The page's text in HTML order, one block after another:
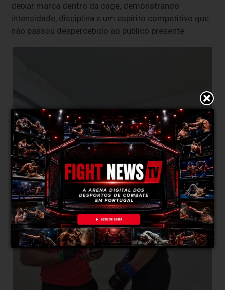
deixar marca dentro da cage, demonstrando
intensidade, disciplina e um espírito competitivo que
não passou despercebido ao público presente.